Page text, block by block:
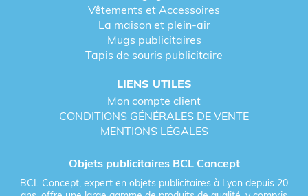
Vêtements et Accessoires
La maison et plein-air
Mugs publicitaires
Tapis de souris publicitaire
LIENS UTILES
Mon compte client
CONDITIONS GÉNÉRALES DE VENTE
MENTIONS LÉGALES
Objets publicitaires BCL Concept
BCL Concept, expert en objets publicitaires à Lyon depuis 20